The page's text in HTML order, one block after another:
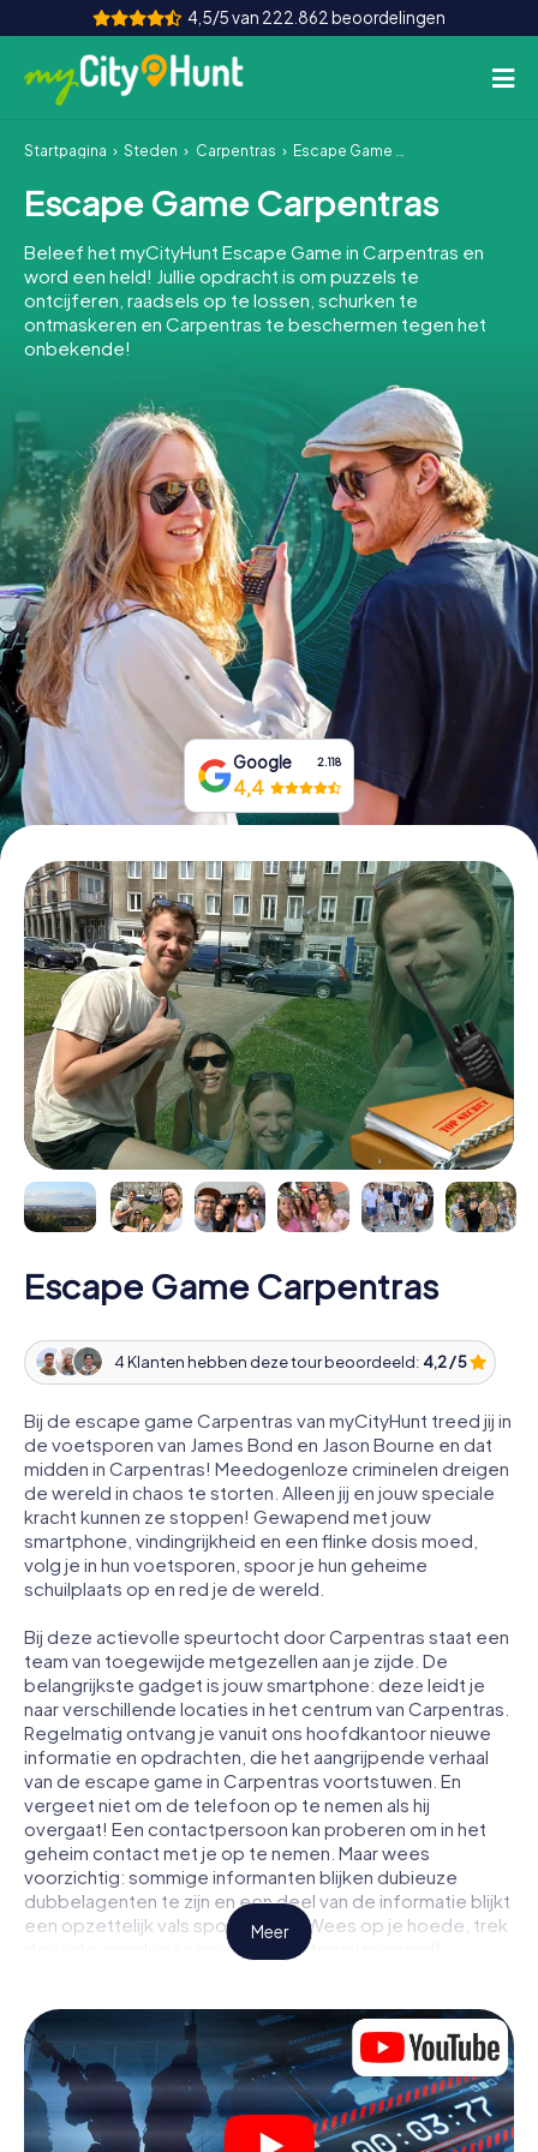
4,5/5 van 222.862 beoordelingen
Hoe het werkt
Steden
Tours
Teamevenement
INT AT CH
DE
ES
FR UK
IE
IT
NL
Boek tickets
Koop cadeaubonnen
Startpagina Steden Carpentras Escape Game Carpentras
Escape Game Carpentras
Beleef het myCityHunt Escape Game in Carpentras en
word een held! Jullie opdracht is om puzzels te
ontcijferen, raadsels op te lossen, schurken te
ontmaskeren en Carpentras te beschermen tegen het
onbekende!
Google 2.118
4,4
Escape Game Carpentras
4 Klanten hebben deze tour beoordeeld: 4,2 / 5
Bij de escape game Carpentras van myCityHunt treed jij in
de voetsporen van James Bond en Jason Bourne en dat
midden in Carpentras! Meedogenloze criminelen dreigen
de wereld in chaos te storten. Alleen jij en jouw speciale
kracht kunnen ze stoppen! Gewapend met jouw
smartphone, vindingrijkheid en een flinke dosis moed,
volg je in hun voetsporen, spoor je hun geheime
schuilplaats op en red je de wereld.
Bij deze actievolle speurtocht door Carpentras staat een
team van toegewijde metgezellen aan je zijde. De
belangrijkste gadget is jouw smartphone: deze leidt je
naar verschillende locaties in het centrum van Carpentras.
Regelmatig ontvang je vanuit ons hoofdkantoor nieuwe
informatie en opdrachten, die het aangrijpende verhaal
van de escape game in Carpentras voortstuwen. En
vergeet niet om de telefoon op te nemen als hij
overgaat! Een contactpersoon kan proberen om in het
geheim contact met je op te nemen. Maar wees
voorzichtig: sommige informanten blijken dubieuze
dubbelagenten te zijn en een deel van de informatie blijkt
een opzettelijk vals spoor te zijn. Wees op je hoede, trek
de juiste conclusies en vooral: vertrouw niemand!
je niet opgesloten in een kamer waaruit je jezelf binnen
een bepaald tijdvenster moet bevrijden. Met deze
speurtocht met een smartphone wordt heel Carpentras
jouw speelveld! De technische voorwaarden voor jouw
avontuur in Carpentras zijn een smartphone en toegang
tot het mobiel internet. Met één klik krijg jij toegang tot
Meer